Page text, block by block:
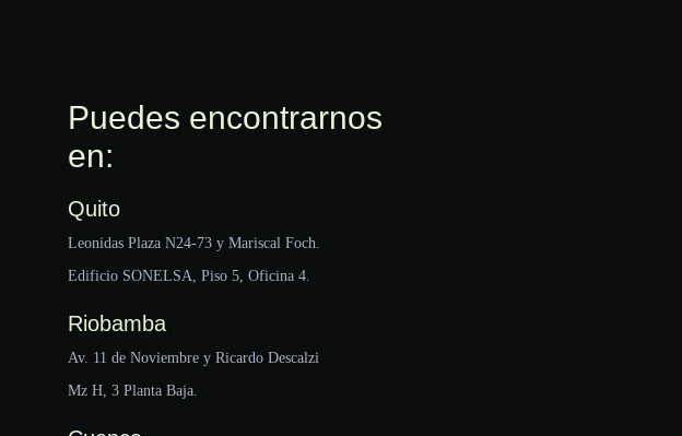
Puedes encontrarnos
en:
Quito
Leonidas Plaza N24-73 y Mariscal Foch.
Edificio SONELSA, Piso 5, Oficina 4.
Riobamba
Av. 11 de Noviembre y Ricardo Descalzi
Mz H, 3 Planta Baja.